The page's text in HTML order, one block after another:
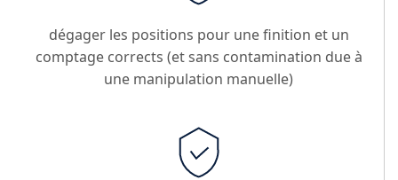
dégager les positions pour une finition et un
comptage corrects (et sans contamination due à
une manipulation manuelle)